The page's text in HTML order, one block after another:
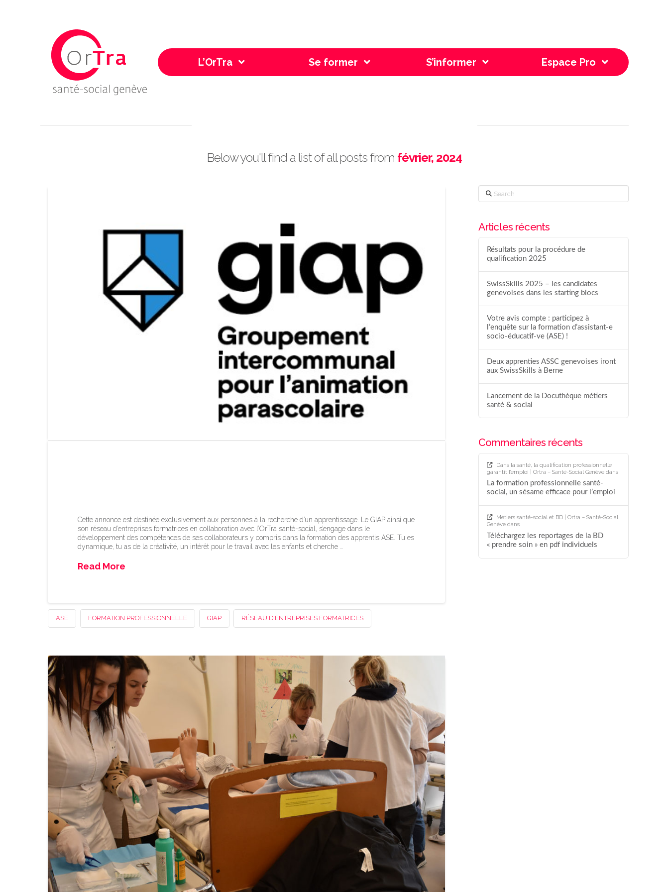
L’OrTra Se former S’informer Espace Pro
Below you'll find a list of all posts from février, 2024
Cette annonce est destinée exclusivement aux personnes à la recherche d’un apprentissage. Le GIAP ainsi que
son réseau d’entreprises formatrices en collaboration avec l’OrTra santé-social, s’engage dans le
développement des compétences de ses collaborateurs y compris dans la formation des apprentis ASE. Tu es
dynamique, tu as de la créativité, un intérêt pour le travail avec les enfants et cherche …
Read More
ASE FORMATION PROFESSIONNELLE GIAP RÉSEAU D'ENTREPRISES FORMATRICES
Search
Articles récents
Résultats pour la procédure de
qualification 2025
SwissSkills 2025 – les candidates
genevoises dans les starting blocs
Votre avis compte : participez à
l’enquête sur la formation d’assistant-e
socio-éducatif-ve (ASE) !
Deux apprenties ASSC genevoises iront
aux SwissSkills à Berne
Lancement de la Docuthèque métiers
santé & social
Commentaires récents
Dans la santé, la qualification professionnelle
garantit l’emploi | Ortra – Santé-Social Genève dans
La formation professionnelle santé-
social, un sésame efficace pour l’emploi
Métiers santé-social et BD | Ortra – Santé-Social
Genève dans
Téléchargez les reportages de la BD
« prendre soin » en pdf individuels